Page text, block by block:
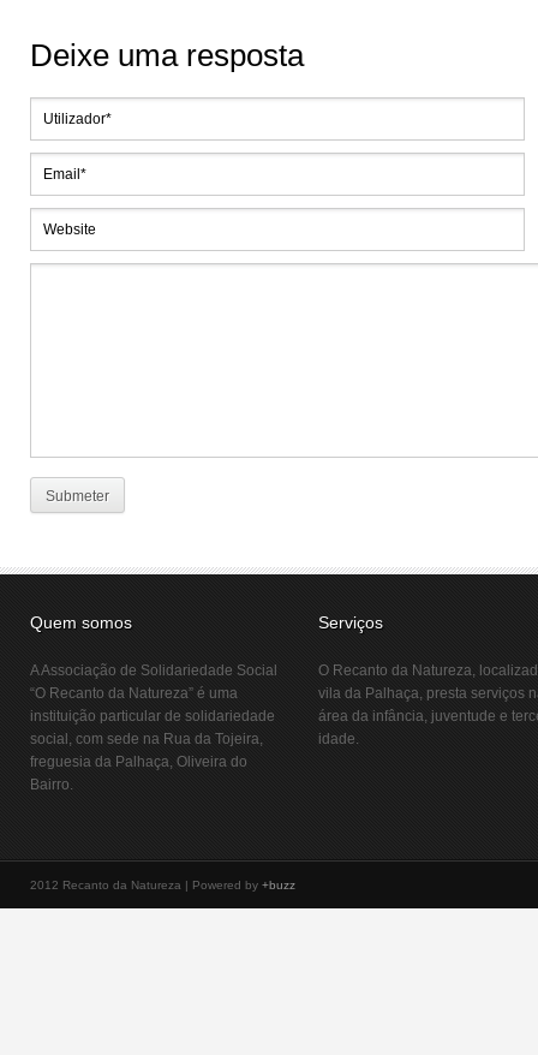
Deixe uma resposta
Quem somos
A Associação de Solidariedade Social
“O Recanto da Natureza” é uma
instituição particular de solidariedade
social, com sede na Rua da Tojeira,
freguesia da Palhaça, Oliveira do
Bairro.
Serviços
O Recanto da Natureza,
vila da Palhaça, presta serviços
área da infância, juventude e
idade.
2012 Recanto da Natureza | Powered by +buzz